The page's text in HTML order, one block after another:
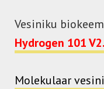
Vesiniku
Hydrogen 101
Molekulaar